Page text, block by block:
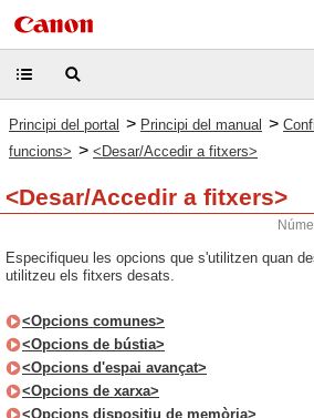
Principi del portal > Principi del manual >
funcions> > <Desar/Accedir a fitxers>
<Desar/Accedir a fitxers>
Especifiqueu les opcions que s'utilitzen quan
utilitzeu els fitxers desats.
<Opcions comunes>
<Opcions de bústia>
<Opcions d'espai avançat>
<Opcions de xarxa>
<Opcions dispositiu de memòria>